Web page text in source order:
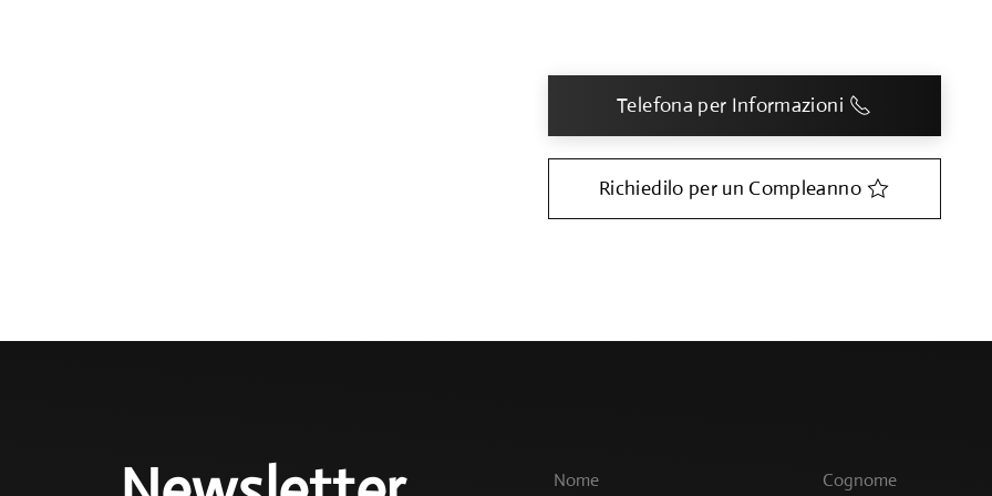
Telefona per Informazioni
Richiedilo per un Compleanno